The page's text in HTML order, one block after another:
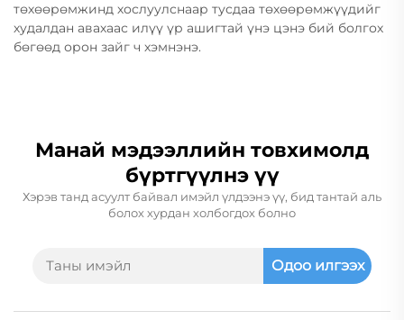
төхөөрөмжинд хослуулснаар тусдаа төхөөрөмжүүдийг
худалдан авахаас илүү үр ашигтай үнэ цэнэ бий болгох
бөгөөд орон зайг ч хэмнэнэ.
Манай мэдээллийн товхимолд
бүртгүүлнэ үү
Хэрэв танд асуулт байвал имэйл үлдээнэ үү, бид тантай аль
болох хурдан холбогдох болно
Одоо илгээх